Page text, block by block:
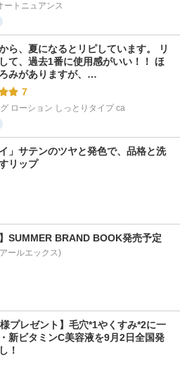
ートニュアンス
ら、夏になるとリピしています。 リ
て、過去1番に使用感がいい！！ ほ
みがありますが、…
7
ローション しっとりタイプ ca
イ」サテンのツヤと発色で、品格と洗
リップ
】SUMMER BRAND BOOK発売予定
ールエックス)
様プレゼント】毛穴*1やくすみ*2に一
新ビタミンC美容液を9月2日全国発
！